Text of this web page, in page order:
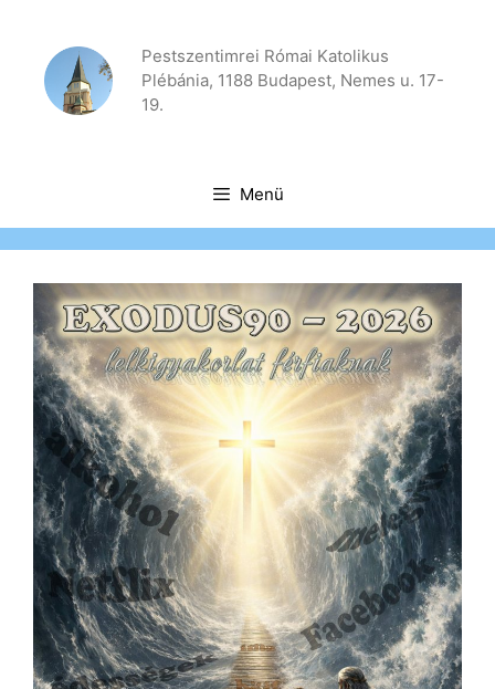
tartalomba
Pestszentimrei Római Katolikus
Plébánia, 1188 Budapest, Nemes u. 17-
19.
Menü